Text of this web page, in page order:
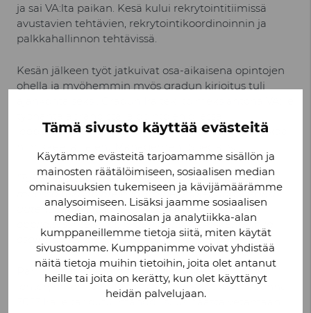
Tämä sivusto käyttää evästeitä
Käytämme evästeitä tarjoamamme sisällön ja
mainosten räätälöimiseen, sosiaalisen median
ominaisuuksien tukemiseen ja kävijämäärämme
analysoimiseen. Lisäksi jaamme sosiaalisen
median, mainosalan ja analytiikka-alan
kumppaneillemme tietoja siitä, miten käytät
sivustoamme. Kumppanimme voivat yhdistää
näitä tietoja muihin tietoihin, joita olet antanut
heille tai joita on kerätty, kun olet käyttänyt
heidän palvelujaan.
ja sai VA:lta paikan. Kesä kului rekrytointitiimissä
avustavien tehtävien, rekrytointikoordinoinnin ja
palkkahallinnon tehtävissä.
Kesän jälkeen työt jatkuivat osa-aikaisena opintojen
ohella ja myöhemmin myös gradun kirjoitus tuli
loppusuoralla hänelle tarjottiin vakituista työpaikkaa
”Talent Management Specialistina hoidin muun
muassa rekrytointeja ja Trainee-ohjelmaa. Lisäksi
uutena aluevaltauksena toin VA:lle
oppilaitosyhteistyöt, joiden parissa työskentelin ja
osallistuin erilaisiin projekteihin.”
Pari vuotta myöhemmin Ira siirtyi kehittämään
johtoryhmän toimintaa ja sisäistä viestintää. Vuonna
2022 Iralle tarjoutui mahdollisuus päästä vetämään